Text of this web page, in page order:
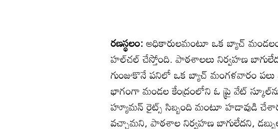
రణస్థలం:అధికారులమంటూ ఒక బ్యాచ్‌
హల్‌చల్‌ చేస్తోంది. పాఠశాలలు నిర్వహణ
గుంజుకొనే పనిలో ఒక బ్యాచ్‌ మంగళవారం
భాగంగా మండల కేంద్రంలోని ఓ ప్రై వేట్‌ స్కూల్‌ను
హ్యూమన్‌ రైట్స్‌ సిబ్బంది మంటూ హడావుడి
వచ్చామని, పాఠశాల నిర్వహణ బాగులేదని,